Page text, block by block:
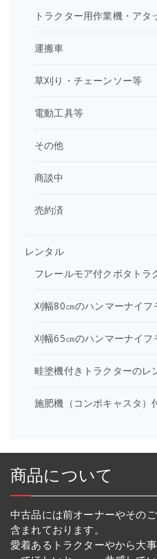
トラクター用作業機・アタ
運搬車
草刈り・チェーンソー等
電動工具等
その他
商談中
売約済
レンタル
フレールモア付クボタトラ
刈幅80㎝のハンマーナイフ
刈幅65㎝のハンマーナイフ
畦塗機付きトラクターのレ
施肥機（コンポキャスタ）
商品について
中古品には前オーナーやその
含まれております。
愛着あるトラクターやから大